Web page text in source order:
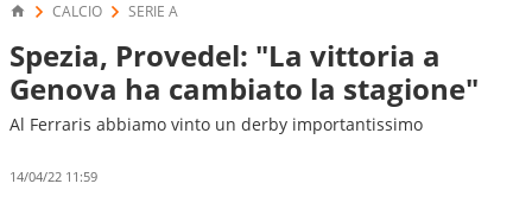
CALCIO SERIE A
Spezia, Provedel: "La vittoria a
Genova ha cambiato la stagione"
Al Ferraris abbiamo vinto un derby importantissimo
14/04/22 11:59